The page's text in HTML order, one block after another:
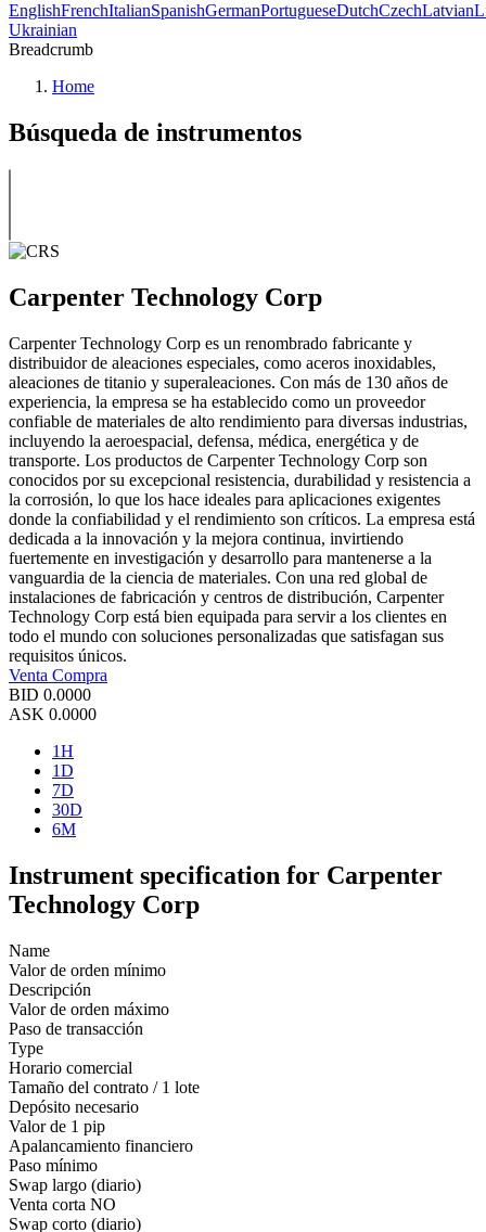
EnglishFrenchItalianSpanishGermanPortugueseDutchCzechLatvian
Ukrainian
Breadcrumb
Home
Búsqueda de instrumentos
Carpenter Technology Corp
Carpenter Technology Corp es un renombrado fabricante y
distribuidor de aleaciones especiales, como aceros inoxidables,
aleaciones de titanio y superaleaciones. Con más de 130 años de
experiencia, la empresa se ha establecido como un proveedor
confiable de materiales de alto rendimiento para diversas industrias,
incluyendo la aeroespacial, defensa, médica, energética y de
transporte. Los productos de Carpenter Technology Corp son
conocidos por su excepcional resistencia, durabilidad y resistencia a
la corrosión, lo que los hace ideales para aplicaciones exigentes
donde la confiabilidad y el rendimiento son críticos. La empresa está
dedicada a la innovación y la mejora continua, invirtiendo
fuertemente en investigación y desarrollo para mantenerse a la
vanguardia de la ciencia de materiales. Con una red global de
instalaciones de fabricación y centros de distribución, Carpenter
Technology Corp está bien equipada para servir a los clientes en
todo el mundo con soluciones personalizadas que satisfagan sus
requisitos únicos.
Venta Compra
BID 0.0000
ASK 0.0000
1H
1D
7D
30D
6M
Instrument specification for Carpenter
Technology Corp
Name
Valor de orden mínimo
Descripción
Valor de orden máximo
Paso de transacción
Type
Horario comercial
Tamaño del contrato / 1 lote
Depósito necesario
Valor de 1 pip
Apalancamiento financiero
Paso mínimo
Swap largo (diario)
Venta corta NO
Swap corto (diario)